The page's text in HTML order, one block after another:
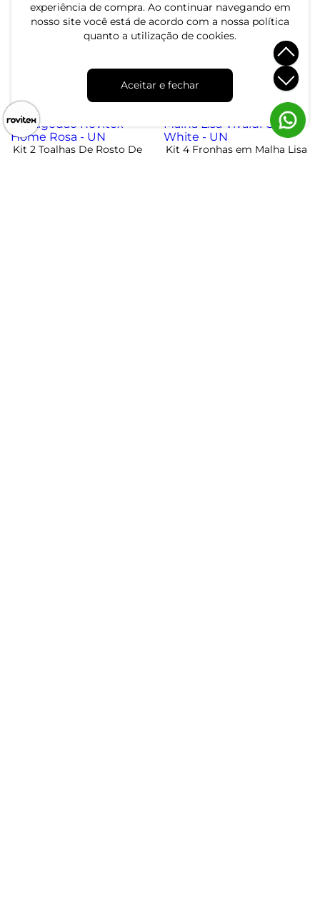
experiência de compra. Ao continuar navegando em
nosso site você está de acordo com a nossa política
quanto a utilização de cookies.
Aceitar e fechar
Kit Toalha De Rosto E
Banho Algodão Rovitex
R$ 65,99
ou 2x de R$ 32,99 sem juros
Kit Toalha De Rosto E
Banho Algodão Rovitex
R$ 65,99
ou 2x de R$ 32,99 sem juros
-20%
Kit 2 Toalhas De Rosto De
Kit 4 Fronhas em Malha Lisa